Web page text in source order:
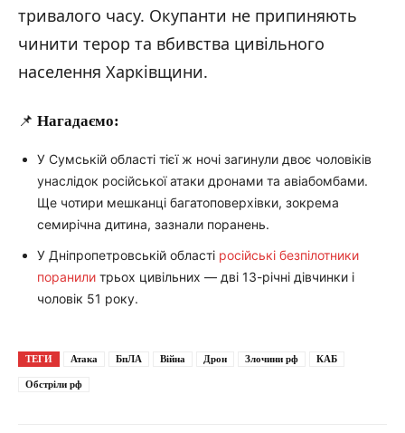
тривалого часу. Окупанти не припиняють
чинити терор та вбивства цивільного
населення Харківщини.
📌 Нагадаємо:
У Сумській області тієї ж ночі загинули двоє чоловіків
унаслідок російської атаки дронами та авіабомбами.
Ще чотири мешканці багатоповерхівки, зокрема
семирічна дитина, зазнали поранень.
У Дніпропетровській області російські безпілотники
поранили трьох цивільних — дві 13-річні дівчинки і
чоловік 51 року.
ТЕГИ Атака БпЛА Війна Дрон Злочини рф КАБ
Обстріли рф